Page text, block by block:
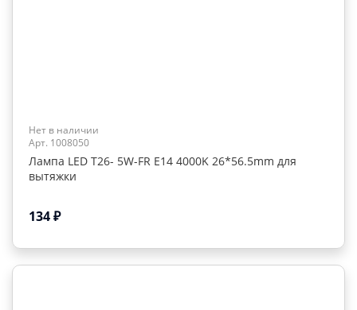
Нет в наличии
Арт. 1008050
Лампа LED T26- 5W-FR E14 4000K 26*56.5mm для
вытяжки
134₽